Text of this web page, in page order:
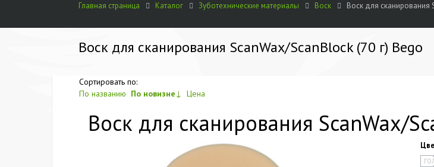
Главная страница Каталог Зуботехнические материалы Воск Воск для сканирования
Воск для сканирования ScanWax/ScanBlock (70 г) Bego
Сортировать по:
По названию По новизне↓ Цена
Воск для сканирования ScanWax/